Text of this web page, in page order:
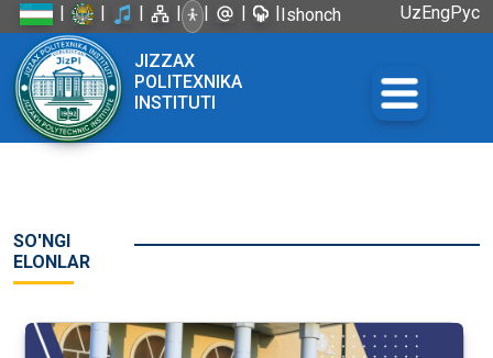
| | | | | | |Ishonch
UzEngРус
JIZZAX
POLITEXNIKA
INSTITUTI
SO'NGI
ELONLAR